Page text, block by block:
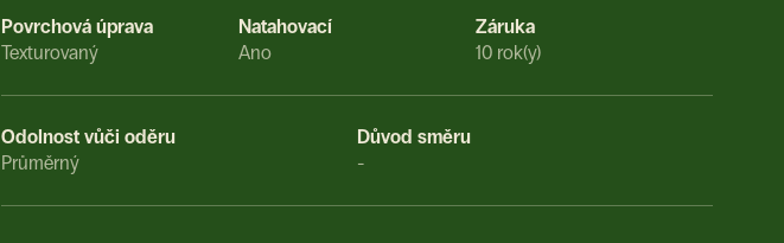
Povrchová úprava
Texturovaný
Natahovací
Ano
Záruka
10 rok(y)
Odolnost vůči oděru
Průměrný
Důvod směru
-